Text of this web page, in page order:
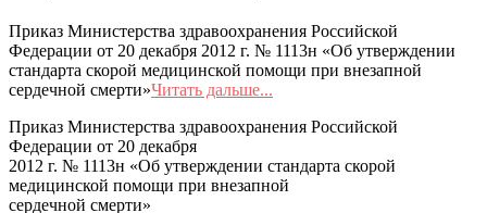
Приказ Министерства здравоохранения Российской
Федерации от 20 декабря 2012 г. № 1113н «Об утверждении
стандарта скорой медицинской помощи при внезапной
сердечной смерти»Читать дальше...
Приказ Министерства здравоохранения Российской
Федерации от 20 декабря
2012 г. № 1113н «Об утверждении стандарта скорой
медицинской помощи при внезапной
сердечной смерти»